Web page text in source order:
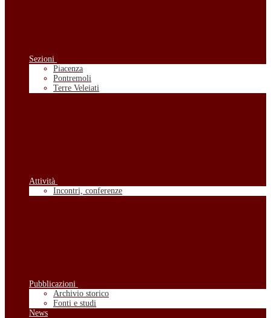
Sezioni
Piacenza
Pontremoli
Terre Veleiati
Attività
Incontri, conferenze
Pubblicazioni
Archivio storico
Fonti e studi
News